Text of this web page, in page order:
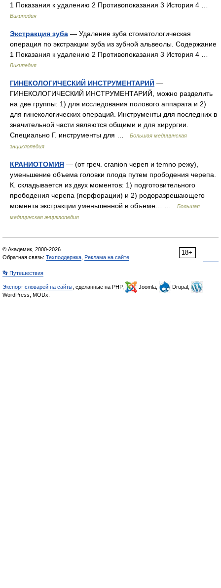
1 Показания к удалению 2 Противопоказания 3 История 4 …
Википедия
Экстракция зуба — Удаление зуба стоматологическая
операция по экстракции зуба из зубной альвеолы. Содержание
1 Показания к удалению 2 Противопоказания 3 История 4 …
Википедия
ГИНЕКОЛОГИЧЕСКИЙ ИНСТРУМЕНТАРИЙ —
ГИНЕКОЛОГИЧЕСКИЙ ИНСТРУМЕНТАРИЙ, можно разделить
на две группы: 1) для исследования полового аппарата и 2)
для гинекологических операций. Инструменты для последних в
значительной части являются общими и для хирургии.
Специально Г. инструменты для …
Большая медицинская
энциклопедия
КРАНИОТОМИЯ — (от греч. cranion череп и temno режу),
уменьшение объема головки плода путем прободения черепа.
К. складывается из двух моментов: 1) подготовительного
прободения черепа (перфорации) и 2) родоразрешающего
момента экстракции уменьшенной в объеме… …
Большая
медицинская энциклопедия
18+
© Академик, 2000-2026
Обратная связь: Техподдержка Реклама на сайте
👣 Путешествия
Экспорт словарей на сайты , сделанные на PHP, Joomla,
Drupal,
WordPress, MODx.